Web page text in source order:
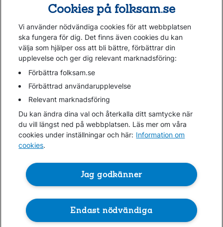
Kundservice
Hjälp
Webbkarta
Cookies
Hantera cookies
Personuppgifter GDPR
Tillgänglighetsredogörelse
Om penningtvättslagen
Lättläst
Folksam ©
Cookies på folksam.se
Vi använder nödvändiga cookies för att webbplatsen
ska fungera för dig. Det finns även cookies du kan
välja som hjälper oss att bli bättre, förbättrar din
upplevelse och ger dig relevant marknadsföring:
Förbättra folksam.se
Förbättrad användarupplevelse
Relevant marknadsföring
Du kan ändra dina val och återkalla ditt samtycke när
du vill längst ned på webbplatsen. Läs mer om våra
cookies under inställningar och här: Information om
cookies.
Jag godkänner
Endast nödvändiga